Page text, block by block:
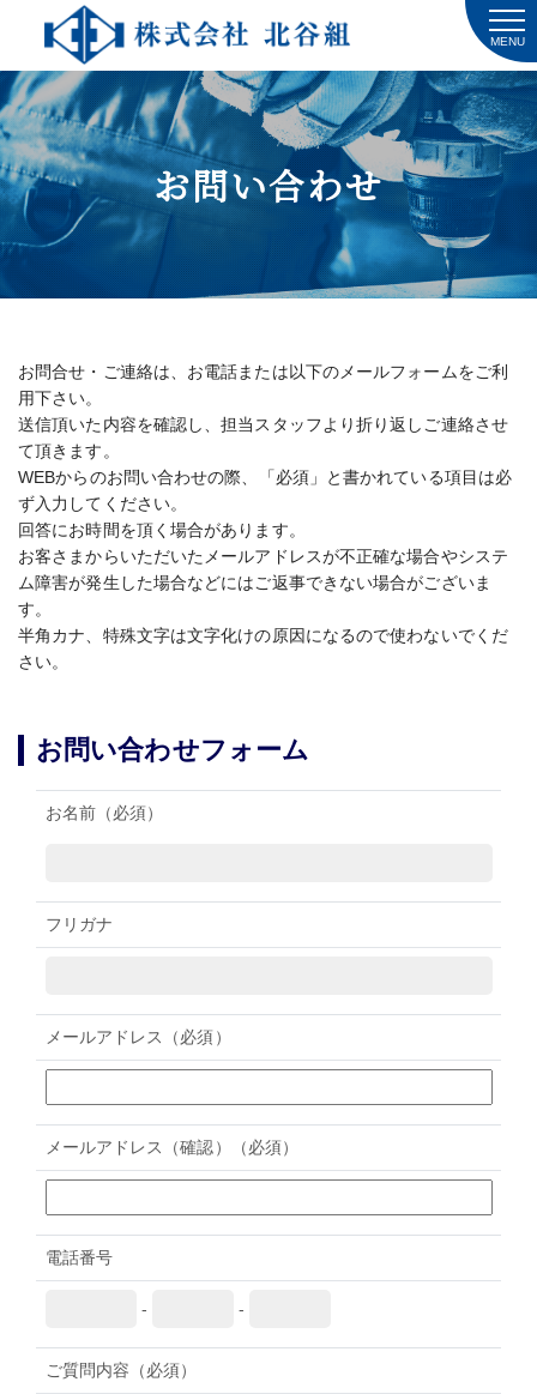
お問い合わせ
MENU
お問合せ・ご連絡は、お電話または以下のメールフォームをご利
用下さい。
送信頂いた内容を確認し、担当スタッフより折り返しご連絡させ
て頂きます。
WEBからのお問い合わせの際、「必須」と書かれている項目は必
ず入力してください。
回答にお時間を頂く場合があります。
お客さまからいただいたメールアドレスが不正確な場合やシステ
ム障害が発生した場合などにはご返事できない場合がございま
す。
半角カナ、特殊文字は文字化けの原因になるので使わないでくだ
さい。
お問い合わせフォーム
お名前（必須）
フリガナ
メールアドレス （必須）
メールアドレス（確認） （必須）
電話番号
- -
ご質問内容 （必須）